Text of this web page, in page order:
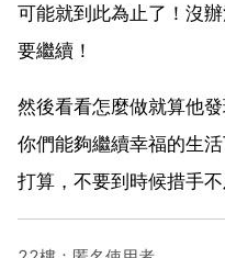
可能就到此為止了！沒
要繼續！
然後看看怎麼做就算他
你們能夠繼續幸福的生
打算，不要到時候措手不